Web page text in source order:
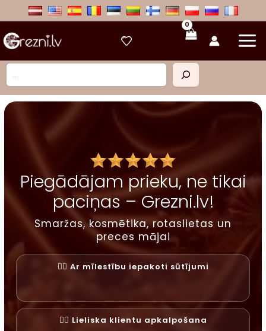
Meklēt
Piegādājam prieku, ne tikai
paciņas – Grezni.lv!
Smaržas, kosmētika, rotaslietas un
preces mājai
✓⃝ Ar mīlestību iepakoti sūtījumi
✓⃝ Lieliska klientu apkalpošana